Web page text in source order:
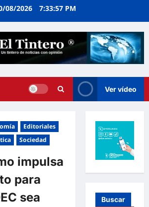
08/2026 7:33:58 PM
Ver vídeo
Editoriales
Sociedad
impulsa
para
sea
Buscar